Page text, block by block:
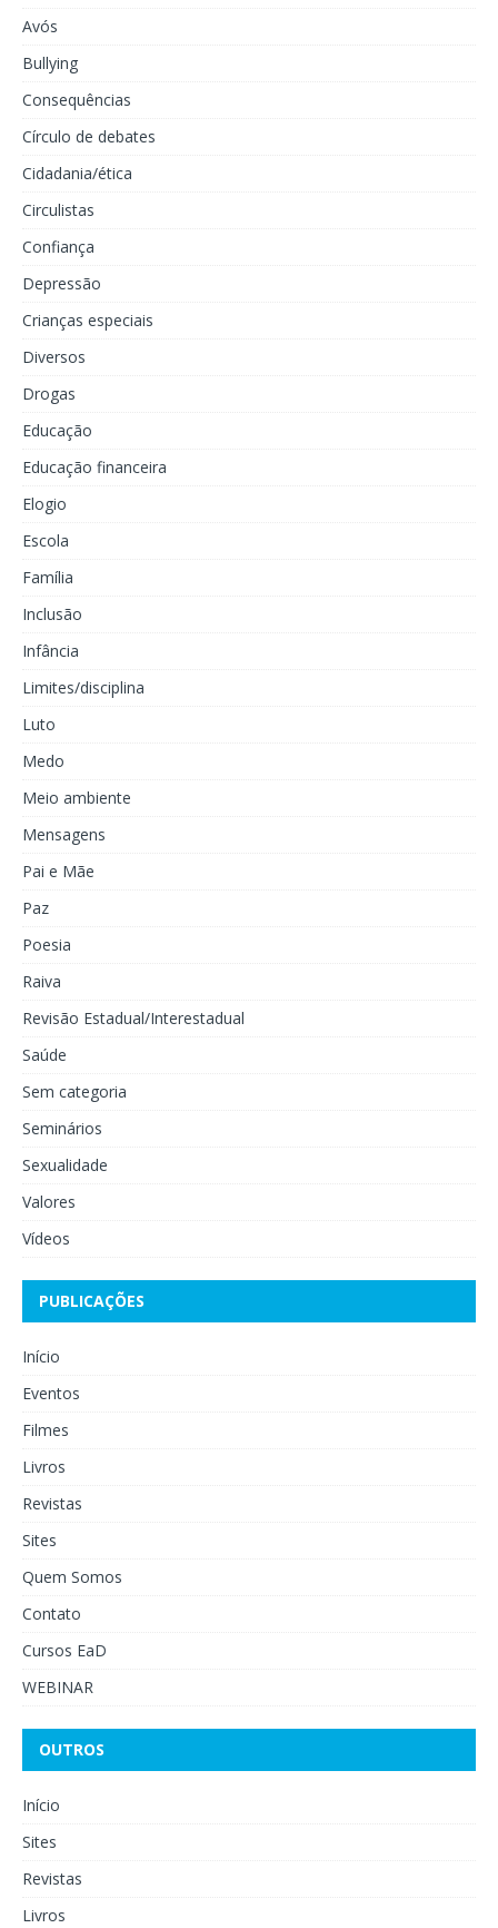
Avós
Bullying
Consequências
Círculo de debates
Cidadania/ética
Circulistas
Confiança
Depressão
Crianças especiais
Diversos
Drogas
Educação
Educação financeira
Elogio
Escola
Família
Inclusão
Infância
Limites/disciplina
Luto
Medo
Meio ambiente
Mensagens
Pai e Mãe
Paz
Poesia
Raiva
Revisão Estadual/Interestadual
Saúde
Sem categoria
Seminários
Sexualidade
Valores
Vídeos
PUBLICAÇÕES
Início
Eventos
Filmes
Livros
Revistas
Sites
Quem Somos
Contato
Cursos EaD
WEBINAR
OUTROS
Início
Sites
Revistas
Livros